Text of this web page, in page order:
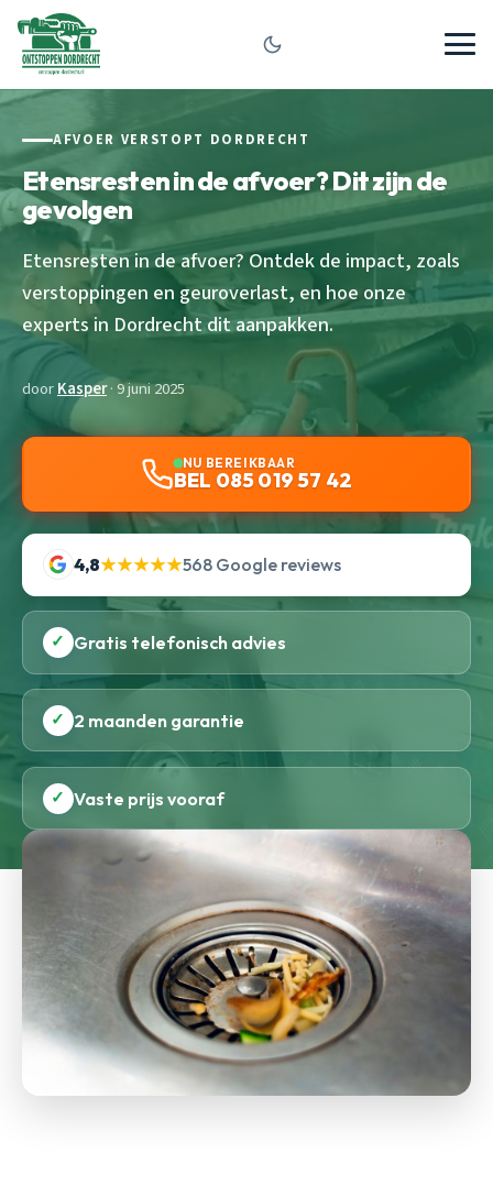
AFVOER VERSTOPT DORDRECHT
Etensresten in de afvoer? Dit zijn de
gevolgen
Etensresten in de afvoer? Ontdek de impact, zoals
verstoppingen en geuroverlast, en hoe onze
experts in Dordrecht dit aanpakken.
doorKasper· 9 juni 2025
NU BEREIKBAAR
BEL 085 019 57 42
4,8★★★★★568 Google reviews
✓ Gratis telefonisch advies
✓ 2 maanden garantie
✓ Vaste prijs vooraf